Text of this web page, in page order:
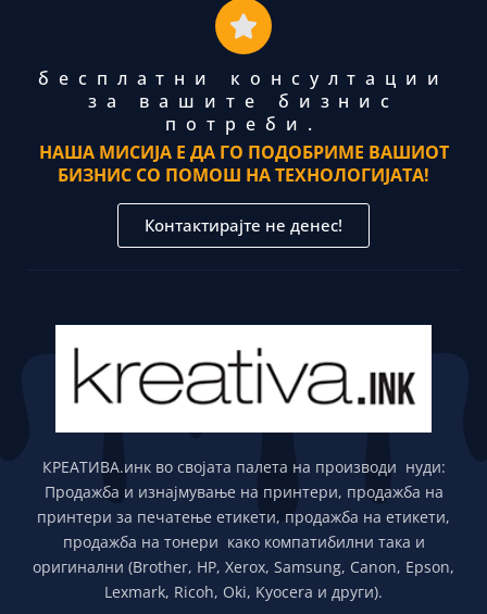
бесплатни консултации
за вашите бизнис
потреби.
НАША МИСИЈА Е ДА ГО ПОДОБРИМЕ ВАШИОТ
БИЗНИС СО ПОМОШ НА ТЕХНОЛОГИЈАТА!
Контактирајте не денес!
КРЕАТИВА.инк во својата палета на производи нуди:
Продажба и изнајмување на принтери, продажба на
принтери за печатење етикети, продажба на етикети,
продажба на тонери како компатибилни така и
оригинални (Brother, HP, Xerox, Samsung, Canon, Epson,
Lexmark, Ricoh, Oki, Kyocera и други).